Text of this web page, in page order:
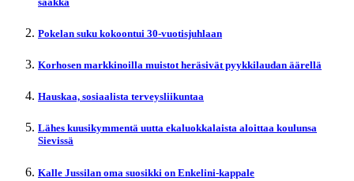
Pokelan suku kokoontui 30-vuotisjuhlaan
Korhosen markkinoilla muistot heräsivät pyykkilaudan äärellä
Hauskaa, sosiaalista terveysliikuntaa
Lähes kuusikymmentä uutta ekaluokkalaista aloittaa koulunsa
Sievissä
Kalle Jussilan oma suosikki on Enkelini-kappale